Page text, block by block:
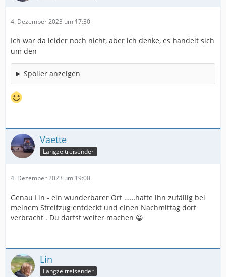
4. Dezember 2023 um 17:30
Ich war da leider noch nicht, aber ich denke, es handelt sich
um den
Spoiler anzeigen
Vaette
Langzeitreisender
4. Dezember 2023 um 19:00
Genau Lin - ein wunderbarer Ort ……hatte ihn zufällig bei
meinem Streifzug entdeckt und einen Nachmittag dort
verbracht . Du darfst weiter machen 😀
Lin
Langzeitreisender